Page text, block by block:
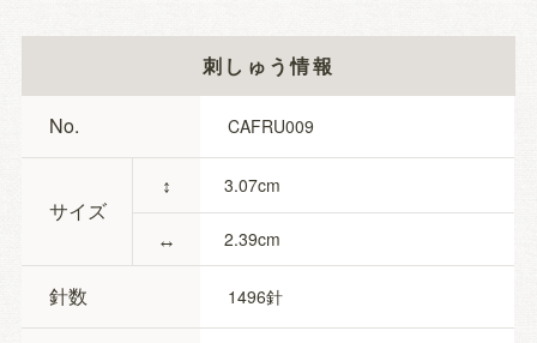
刺しゅう情報
No. CAFRU009
サイズ
↕
↔
3.07
2.39
針数 1496